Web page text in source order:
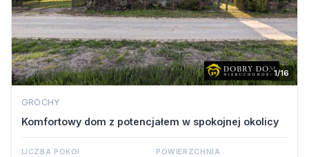
1/16
GROCHY
Komfortowy dom z potencjałem w spokojnej okolicy
LICZBA POKOI POWIERZCHNIA